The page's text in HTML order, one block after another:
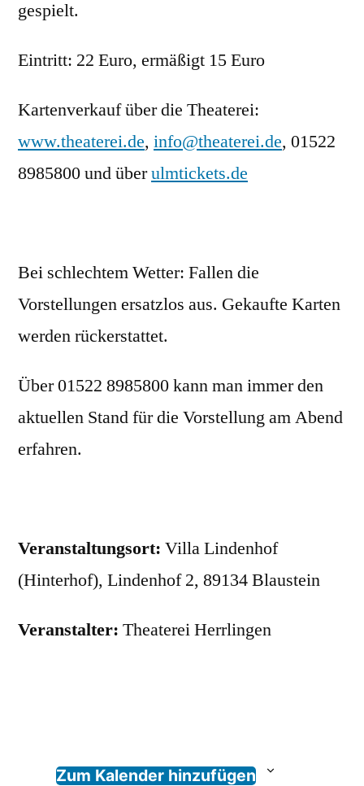
gespielt.
Eintritt: 22 Euro, ermäßigt 15 Euro
Kartenverkauf über die Theaterei:
www.theaterei.de, info@theaterei.de, 01522
8985800 und überulmtickets.de
Bei schlechtem Wetter: Fallen die
Vorstellungen ersatzlos aus. Gekaufte Karten
werden rückerstattet.
Über 01522 8985800 kann man immer den
aktuellen Stand für die Vorstellung am Abend
erfahren.
Veranstaltungsort: Villa Lindenhof
(Hinterhof), Lindenhof 2, 89134 Blaustein
Veranstalter: Theaterei Herrlingen
Zum Kalender hinzufügen